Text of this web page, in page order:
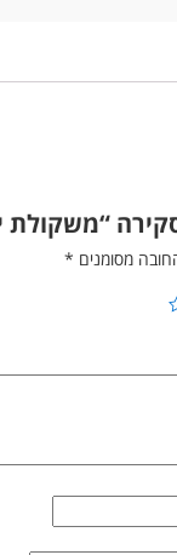
“משקולת יד
מסומנים *